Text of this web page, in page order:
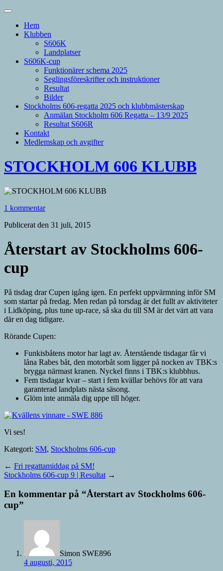
Hem
Klubben
S606K
Landplatser
S606K-cup
Funktionärer schema 2025
Seglingsföreskrifter och instruktioner
Resultat
Bilder
Stockholms 606-regatta 2025 och klubbmästerskap
Anmälan Stockholm 606 Regatta – 13/9 2025
Resultat S606R
Kontakt
Medlemskap och avgifter
STOCKHOLM 606 KLUBB
1 kommentar
Publicerat den 31 juli, 2015
Återstart av Stockholms 606-
cup
På tisdag drar Cupen igång igen. En perfekt uppvärmning inför SM
som startar på fredag. Men redan på torsdag är det fullt av aktiviteter
i Lidköping, plus tune up-race, så ska du till SM är det värt att vara
där en dag tidigare.
Rörande Cupen:
Funkisbåtens motor har lagt av. Återstående tisdagar får vi
låna Rabes båt, den motorbåt som ligger på nocken av TBK:s
brygga närmast kranen. Nyckel finns i TBK:s klubbhus.
Fem tisdagar kvar – start i fem kvällar behövs för att vara
garanterad landplats nästa säsong.
Glöm inte anmäla dig uppe till höger.
Vi ses!
Kategori: SM, Stockholms 606-cup
← Fri regattamiddag på SM!
Stockholms 606-cup 9 | Resultat →
En kommentar på “Återstart av Stockholms 606-
cup”
Simon SWE896
4 augusti, 2015